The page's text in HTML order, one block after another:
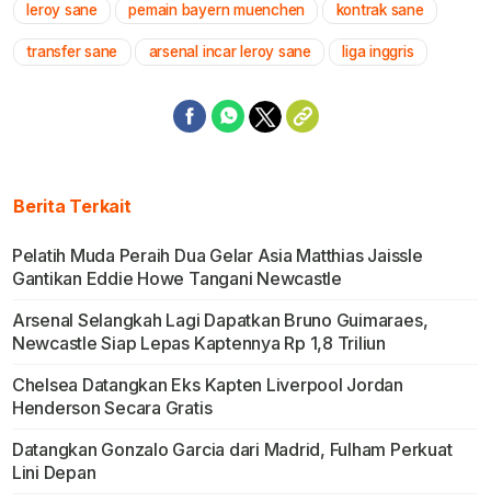
leroy sane pemain bayern muenchen kontrak sane
transfer sane arsenal incar leroy sane liga inggris
Berita Terkait
Pelatih Muda Peraih Dua Gelar Asia Matthias Jaissle
Gantikan Eddie Howe Tangani Newcastle
Arsenal Selangkah Lagi Dapatkan Bruno Guimaraes,
Newcastle Siap Lepas Kaptennya Rp 1,8 Triliun
Chelsea Datangkan Eks Kapten Liverpool Jordan
Henderson Secara Gratis
Datangkan Gonzalo Garcia dari Madrid, Fulham Perkuat
Lini Depan